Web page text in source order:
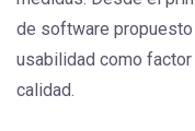
de software
usabilidad como
calidad.